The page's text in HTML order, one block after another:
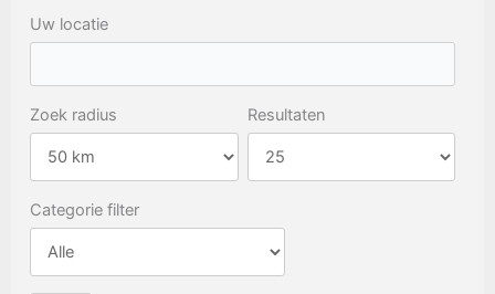
Uw locatie
Zoek radius Resultaten
Categorie filter